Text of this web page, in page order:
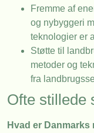
Fremme af
og nybyggeri
teknologier er
Støtte til
metoder og
fra
Ofte stillede
Hvad er